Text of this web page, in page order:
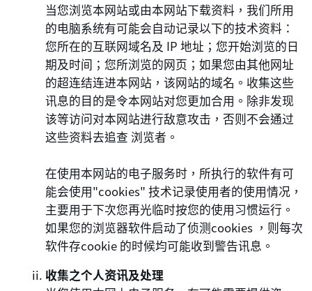
当您浏览本网站或由本网站下载资料，我们所用
的电脑系统有可能会自动记录以下的技术资料：
您所在的互联网域名及 IP 地址；您开始浏览的日
期及时间；您所浏览的网页；如果您由其他网址
的超连结连进本网站，该网站的域名。收集这些
讯息的目的是令本网站对您更加合用。除非发现
该等访问对本网站进行敌意攻击，否则不会通过
这些资料去追查 浏览者。
在使用本网站的电子服务时，所执行的软件有可
能会使用"cookies" 技术记录使用者的使用情况，
主要用于下次您再光临时按您的使用习惯运行。
如果您的浏览器软件启动了侦测cookies ，则每次
软件存cookie 的时候均可能收到警告讯息。
收集之个人资讯及处理